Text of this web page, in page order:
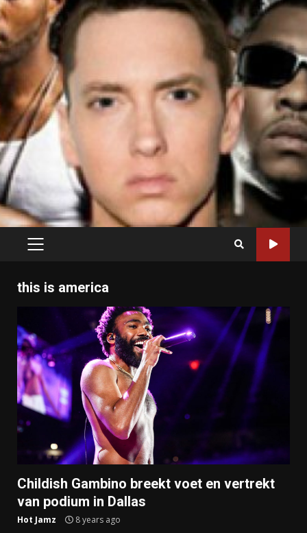
PRIMARY
this is america
Childish Gambino breekt voet en vertrekt
van podium in Dallas
Hot Jamz 8 years ago